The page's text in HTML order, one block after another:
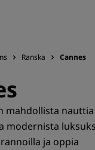
Ranska Cannes
mahdollista nauttia
modernista
ja oppia